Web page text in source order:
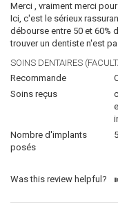
Merci , vraiment merci
Ici, c'est le sérieux
débourse entre 50 et 60%
trouver un dentiste n'est
SOINS DENTAIRES
Recommande
Soins reçus
Nombre d'implants
posés
5
Was this review helpful?